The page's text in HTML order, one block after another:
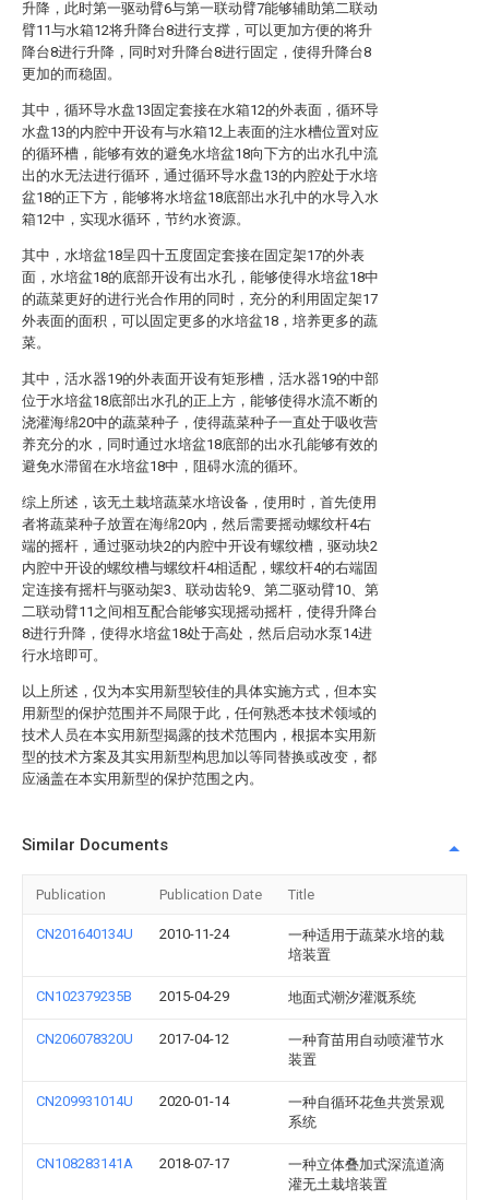
升降，此时第一驱动臂6与第一联动臂7能够辅助第二联动
臂11与水箱12将升降台8进行支撑，可以更加方便的将升
降台8进行升降，同时对升降台8进行固定，使得升降台8
更加的而稳固。
其中，循环导水盘13固定套接在水箱12的外表面，循环导
水盘13的内腔中开设有与水箱12上表面的注水槽位置对应
的循环槽，能够有效的避免水培盆18向下方的出水孔中流
出的水无法进行循环，通过循环导水盘13的内腔处于水培
盆18的正下方，能够将水培盆18底部出水孔中的水导入水
箱12中，实现水循环，节约水资源。
其中，水培盆18呈四十五度固定套接在固定架17的外表
面，水培盆18的底部开设有出水孔，能够使得水培盆18中
的蔬菜更好的进行光合作用的同时，充分的利用固定架17
外表面的面积，可以固定更多的水培盆18，培养更多的蔬
菜。
其中，活水器19的外表面开设有矩形槽，活水器19的中部
位于水培盆18底部出水孔的正上方，能够使得水流不断的
浇灌海绵20中的蔬菜种子，使得蔬菜种子一直处于吸收营
养充分的水，同时通过水培盆18底部的出水孔能够有效的
避免水滞留在水培盆18中，阻碍水流的循环。
综上所述，该无土栽培蔬菜水培设备，使用时，首先使用
者将蔬菜种子放置在海绵20内，然后需要摇动螺纹杆4右
端的摇杆，通过驱动块2的内腔中开设有螺纹槽，驱动块2
内腔中开设的螺纹槽与螺纹杆4相适配，螺纹杆4的右端固
定连接有摇杆与驱动架3、联动齿轮9、第二驱动臂10、第
二联动臂11之间相互配合能够实现摇动摇杆，使得升降台
8进行升降，使得水培盆18处于高处，然后启动水泵14进
行水培即可。
以上所述，仅为本实用新型较佳的具体实施方式，但本实
用新型的保护范围并不局限于此，任何熟悉本技术领域的
技术人员在本实用新型揭露的技术范围内，根据本实用新
型的技术方案及其实用新型构思加以等同替换或改变，都
应涵盖在本实用新型的保护范围之内。
Similar Documents
Publication Publication Date Title
CN201640134U 2010-11-24
一种适用于蔬菜水培的栽
培装置
CN102379235B 2015-04-29 地面式潮汐灌溉系统
CN206078320U 2017-04-12
一种育苗用自动喷灌节水
装置
CN209931014U 2020-01-14
一种自循环花鱼共赏景观
系统
CN108283141A 2018-07-17
一种立体叠加式深流道滴
灌无土栽培装置